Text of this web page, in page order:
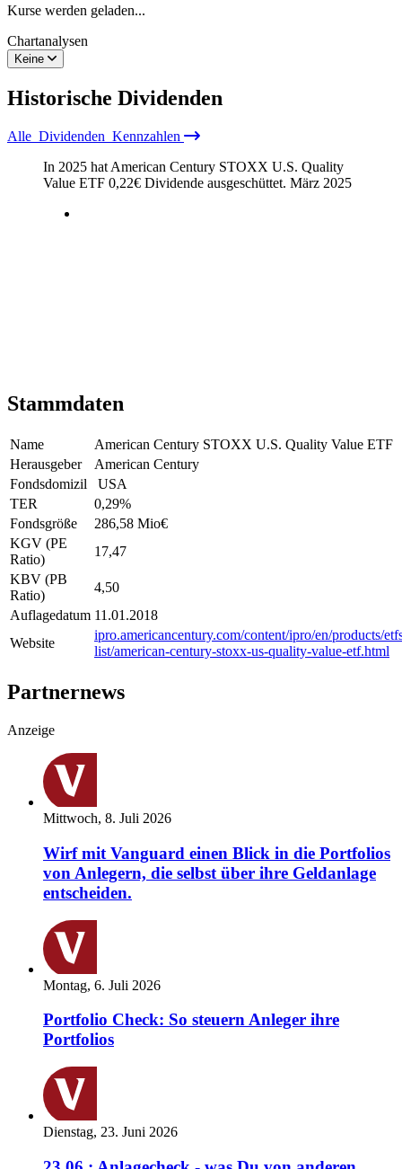
Kurse werden geladen...
Chartanalysen
Keine
Historische Dividenden
Alle Dividenden Kennzahlen
In 2025 hat American Century STOXX U.S. Quality
Value ETF 0,22€ Dividende ausgeschüttet. März 2025
Stammdaten
Name
American Century STOXX U.S. Quality Value ETF
Herausgeber
American Century
Fondsdomizil
USA
TER
0,29%
Fondsgröße
286,58 Mio€
KGV (PE
Ratio)
17,47
KBV (PB
Ratio)
4,50
Auflagedatum 11.01.2018
Website
ipro.americancentury.com/content/ipro/en/products/
list/american-century-stoxx-us-quality-value-etf.html
Partnernews
Anzeige
Mittwoch, 8. Juli 2026
Wirf mit Vanguard einen Blick in die Portfolios
von Anlegern, die selbst über ihre Geldanlage
entscheiden.
Montag, 6. Juli 2026
Portfolio Check: So steuern Anleger ihre
Portfolios
Dienstag, 23. Juni 2026